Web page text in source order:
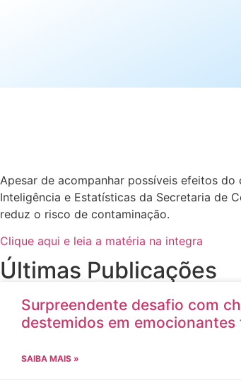
Apesar de acompanhar possíveis efeitos
Inteligência e Estatísticas da Secretaria de
reduz o risco de contaminação.
Clique aqui e leia a matéria na integra
Últimas Publicações
Surpreendente desafio com
destemidos em
SAIBA MAIS »